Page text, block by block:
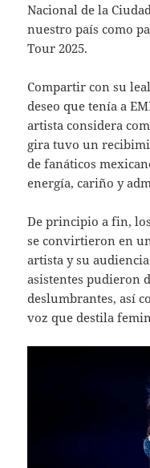
Nacional de la
nuestro país como
Tour 2025.
Compartir con su
deseo que tenía a
artista considera
gira tuvo un
de fanáticos
energía, cariño y
De principio a fin,
se convirtieron en
artista y su
asistentes pudieron
deslumbrantes, así
voz que destila